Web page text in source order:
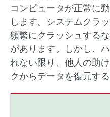
コンピュータが正常に
します。システムクラ
頻繁にクラッシュする
があります。しかし、
れない限り、他人の助
クからデータを復元す